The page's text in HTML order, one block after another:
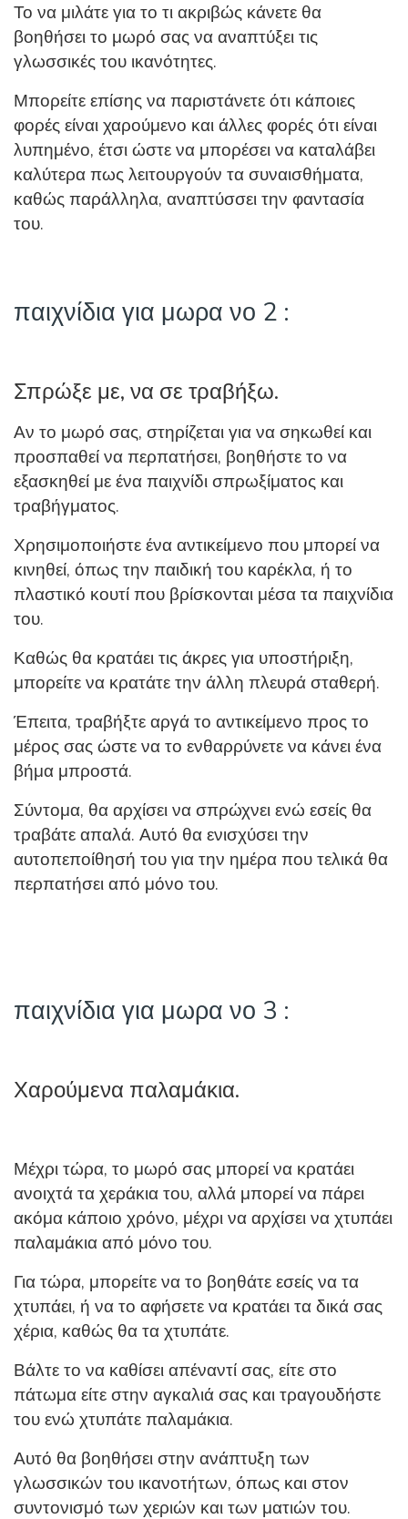
Το να μιλάτε για το τι ακριβώς κάνετε θα
βοηθήσει το μωρό σας να αναπτύξει τις
γλωσσικές του ικανότητες.
Μπορείτε επίσης να παριστάνετε ότι κάποιες
φορές είναι χαρούμενο και άλλες φορές ότι είναι
λυπημένο, έτσι ώστε να μπορέσει να καταλάβει
καλύτερα πως λειτουργούν τα συναισθήματα,
καθώς παράλληλα, αναπτύσσει την φαντασία
του.
παιχνίδια για μωρα νο 2 :
Σπρώξε με, να σε τραβήξω.
Αν το μωρό σας, στηρίζεται για να σηκωθεί και
προσπαθεί να περπατήσει, βοηθήστε το να
εξασκηθεί με ένα παιχνίδι σπρωξίματος και
τραβήγματος.
Χρησιμοποιήστε ένα αντικείμενο που μπορεί να
κινηθεί, όπως την παιδική του καρέκλα, ή το
πλαστικό κουτί που βρίσκονται μέσα τα παιχνίδια
του.
Καθώς θα κρατάει τις άκρες για υποστήριξη,
μπορείτε να κρατάτε την άλλη πλευρά σταθερή.
Έπειτα, τραβήξτε αργά το αντικείμενο προς το
μέρος σας ώστε να το ενθαρρύνετε να κάνει ένα
βήμα μπροστά.
Σύντομα, θα αρχίσει να σπρώχνει ενώ εσείς θα
τραβάτε απαλά. Αυτό θα ενισχύσει την
αυτοπεποίθησή του για την ημέρα που τελικά θα
περπατήσει από μόνο του.
παιχνίδια για μωρα νο 3 :
Χαρούμενα παλαμάκια.
Μέχρι τώρα, το μωρό σας μπορεί να κρατάει
ανοιχτά τα χεράκια του, αλλά μπορεί να πάρει
ακόμα κάποιο χρόνο, μέχρι να αρχίσει να χτυπάει
παλαμάκια από μόνο του.
Για τώρα, μπορείτε να το βοηθάτε εσείς να τα
χτυπάει, ή να το αφήσετε να κρατάει τα δικά σας
χέρια, καθώς θα τα χτυπάτε.
Βάλτε το να καθίσει απέναντί σας, είτε στο
πάτωμα είτε στην αγκαλιά σας και τραγουδήστε
του ενώ χτυπάτε παλαμάκια.
Αυτό θα βοηθήσει στην ανάπτυξη των
γλωσσικών του ικανοτήτων, όπως και στον
συντονισμό των χεριών και των ματιών του.